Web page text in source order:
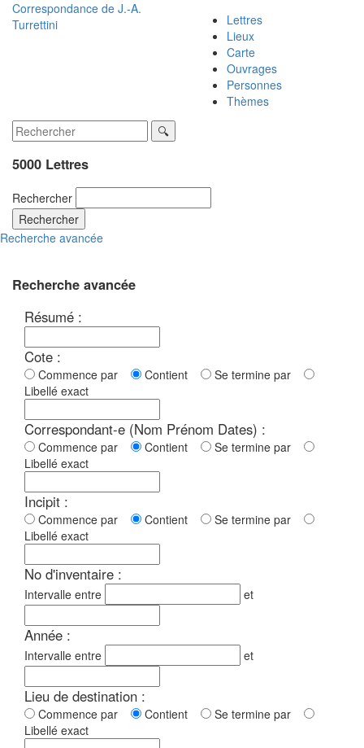
Correspondance de J.-A.
Turrettini
Lettres
Lieux
Carte
Ouvrages
Personnes
Thèmes
5000 Lettres
Rechercher
Rechercher
Recherche avancée
Recherche avancée
Résumé :
Cote :
Commence par Contient
Se termine par
Libellé exact
Correspondant-e (Nom Prénom Dates) :
Commence par Contient
Se termine par
Libellé exact
Incipit :
Commence par Contient
Se termine par
Libellé exact
No d'inventaire :
Intervalle entre et
Année :
Intervalle entre et
Lieu de destination :
Commence par Contient
Se termine par
Libellé exact